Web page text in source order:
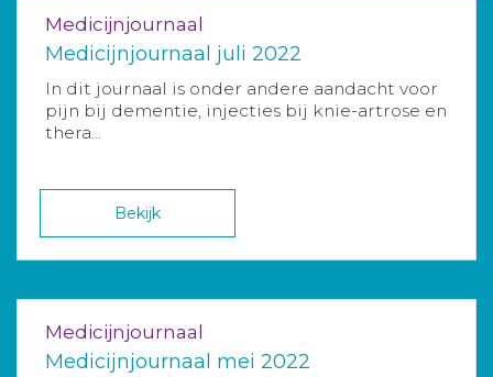
Medicijnjournaal
Medicijnjournaal juli 2022
In dit journaal is onder andere aandacht voor
pijn bij dementie, injecties bij knie-artrose en
thera...
Bekijk
Medicijnjournaal
Medicijnjournaal mei 2022